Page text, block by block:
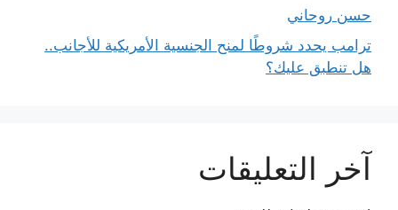
حسن روحاني
ترامب يحدد شروطًا لمنح الجنسية الأمريكية للأجانب..
هل تنطبق عليك؟
آخر التعليقات